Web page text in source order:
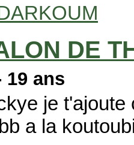
DE
19 ans
je
a la